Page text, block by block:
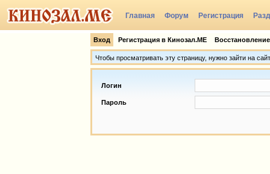
Главная Форум Регистрация
Вход Регистрация в Кинозал.МЕ
Чтобы просматривать эту страницу, нужно зайти на сайт
Логин
Пароль